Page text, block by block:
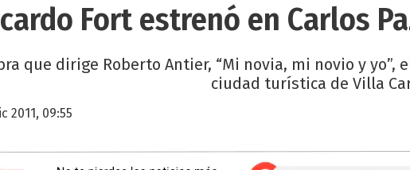
Fort estrenó en Carlos
que dirige Roberto Antier, “Mi novia, mi novio y
ciudad turística de Villa
2011, 09:55